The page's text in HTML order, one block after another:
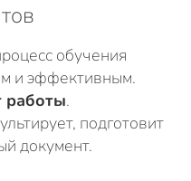
обучения
и эффективным.
работы.
подготовит
документ.